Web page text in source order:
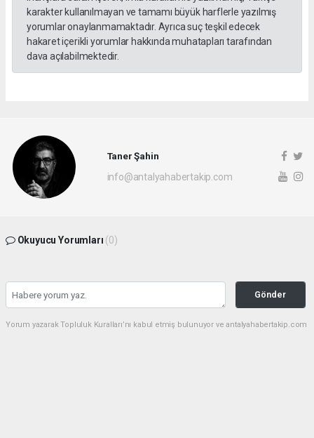
karakter kullanılmayan ve tamamı büyük harflerle yazılmış
yorumlar onaylanmamaktadır. Ayrıca suç teşkil edecek
hakaret içerikli yorumlar hakkında muhatapları tarafından
dava açılabilmektedir.
Taner Şahin
info@antalyahabertakip.com
Okuyucu Yorumları (0)
Gönder
Yorum yazarak Topluluk Kuralları’nı kabul etmiş bulunuyor ve antalyahabertakip.com